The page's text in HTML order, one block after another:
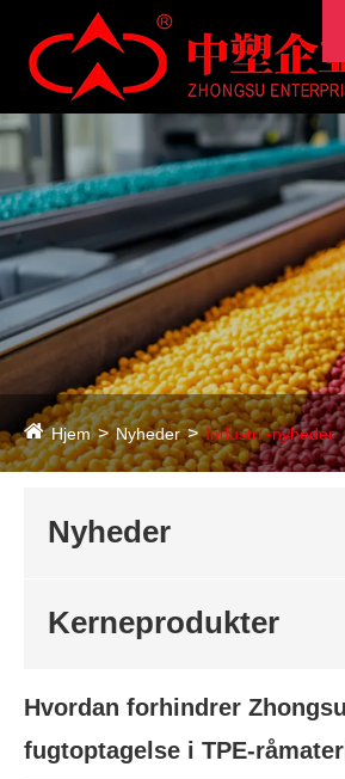
Hjem Nyheder Industri -nyheder
Nyheder
Kerneprodukter
Hvordan forhindrer
fugtoptagelse i TPE-